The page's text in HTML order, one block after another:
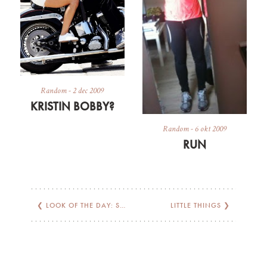
Random-2 dec 2009
KRISTIN BOBBY?
Random- 6 okt 2009
RUN
❮ LOOK OF THE DAY: SILVER LITTLE THINGS ❯